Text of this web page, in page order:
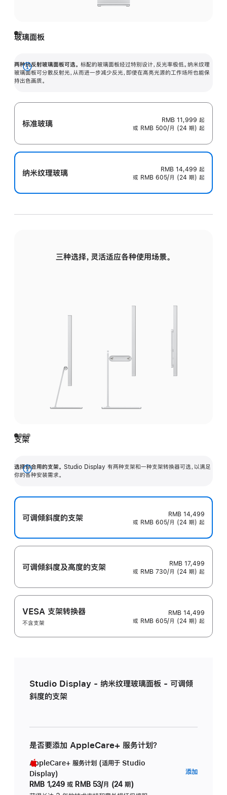
玻璃面板
两种抗反射玻璃面板可选。 标配的玻璃面板经过特别设计，反光率极低。纳米纹理
玻璃面板可分散反射光，从而进一步减少反光，即使在高亮光源的工作场所也能保
持出色画质。
展
开
标准玻璃 RMB 11,999 起
或 RMB 500/月 (24 期) 起
纳米纹理玻璃 RMB 14,499 起
或 RMB 605/月 (24 期) 起
三种选择，灵活适应各种使用场景。
支架
选择你合用的支架。 Studio Display 有两种支架和一种支架转换器可选，以满足
你的各种安装需求。
展
可调倾斜度的支架
RMB 14,499
或 RMB 605/月 (24 期) 起
可调倾斜度及高‍度的支‍架
RMB 17,499
或 RMB 730/月 (24 期) 起
VESA 支架转换器
不含支架
RMB 14,499
或 RMB 605/月 (24 期) 起
Studio Display - 纳米纹理玻璃面板 - 可调倾
斜度的支架
是否要添加 AppleCare+ 服务计划？
AppleCare+ 服务计划 (适用于 Studio
Display)
RMB 1,249 或 RMB 53/月 (24 期)
添加